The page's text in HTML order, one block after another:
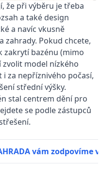
že při výběru je třeba
a také design
a navíc vkusně
Pokud chcete,
zakrytí bazénu (mimo
model nízkého
i za nepříznivého počasí,
střední výšky.
stal centrem dění pro
se podle zástupců
vám zodpovíme v